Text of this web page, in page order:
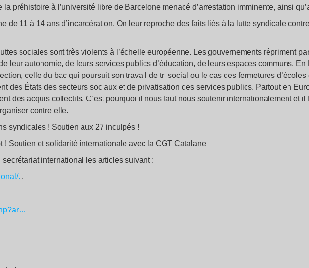
la préhistoire à l’université libre de Barcelone menacé d’arrestation imminente, ainsi
de 11 à 14 ans d’incarcération. On leur reproche des faits liés à la lutte syndicale
sociales sont très violents à l’échelle européenne. Les gouvernements répriment
leur autonomie, de leurs services publics d’éducation, de leurs espaces communs.
celle du bac qui poursuit son travail de tri social ou le cas des fermetures
des États des secteurs sociaux et de privatisation des services publics. Partout en
des acquis collectifs. C’est pourquoi il nous faut nous soutenir internationalement et
contre elle.
syndicales ! Soutien aux 27 inculpés !
! Soutien et solidarité internationale avec la CGT Catalane
secrétariat international les articles suivant :
...